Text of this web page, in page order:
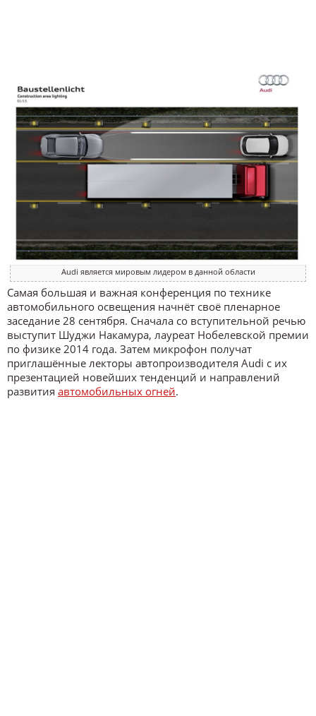
Audi является мировым лидером в данной области
Самая большая и важная конференция по технике
автомобильного освещения начнёт своё пленарное
заседание 28 сентября. Сначала со вступительной речью
выступит Шуджи Накамура, лауреат Нобелевской премии
по физике 2014 года. Затем микрофон получат
приглашённые лекторы автопроизводителя Audi с их
презентацией новейших тенденций и направлений
развития автомобильных огней.